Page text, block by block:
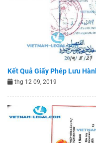
Kết Quả Giấy Phép Lưu
thg 12 09, 2019